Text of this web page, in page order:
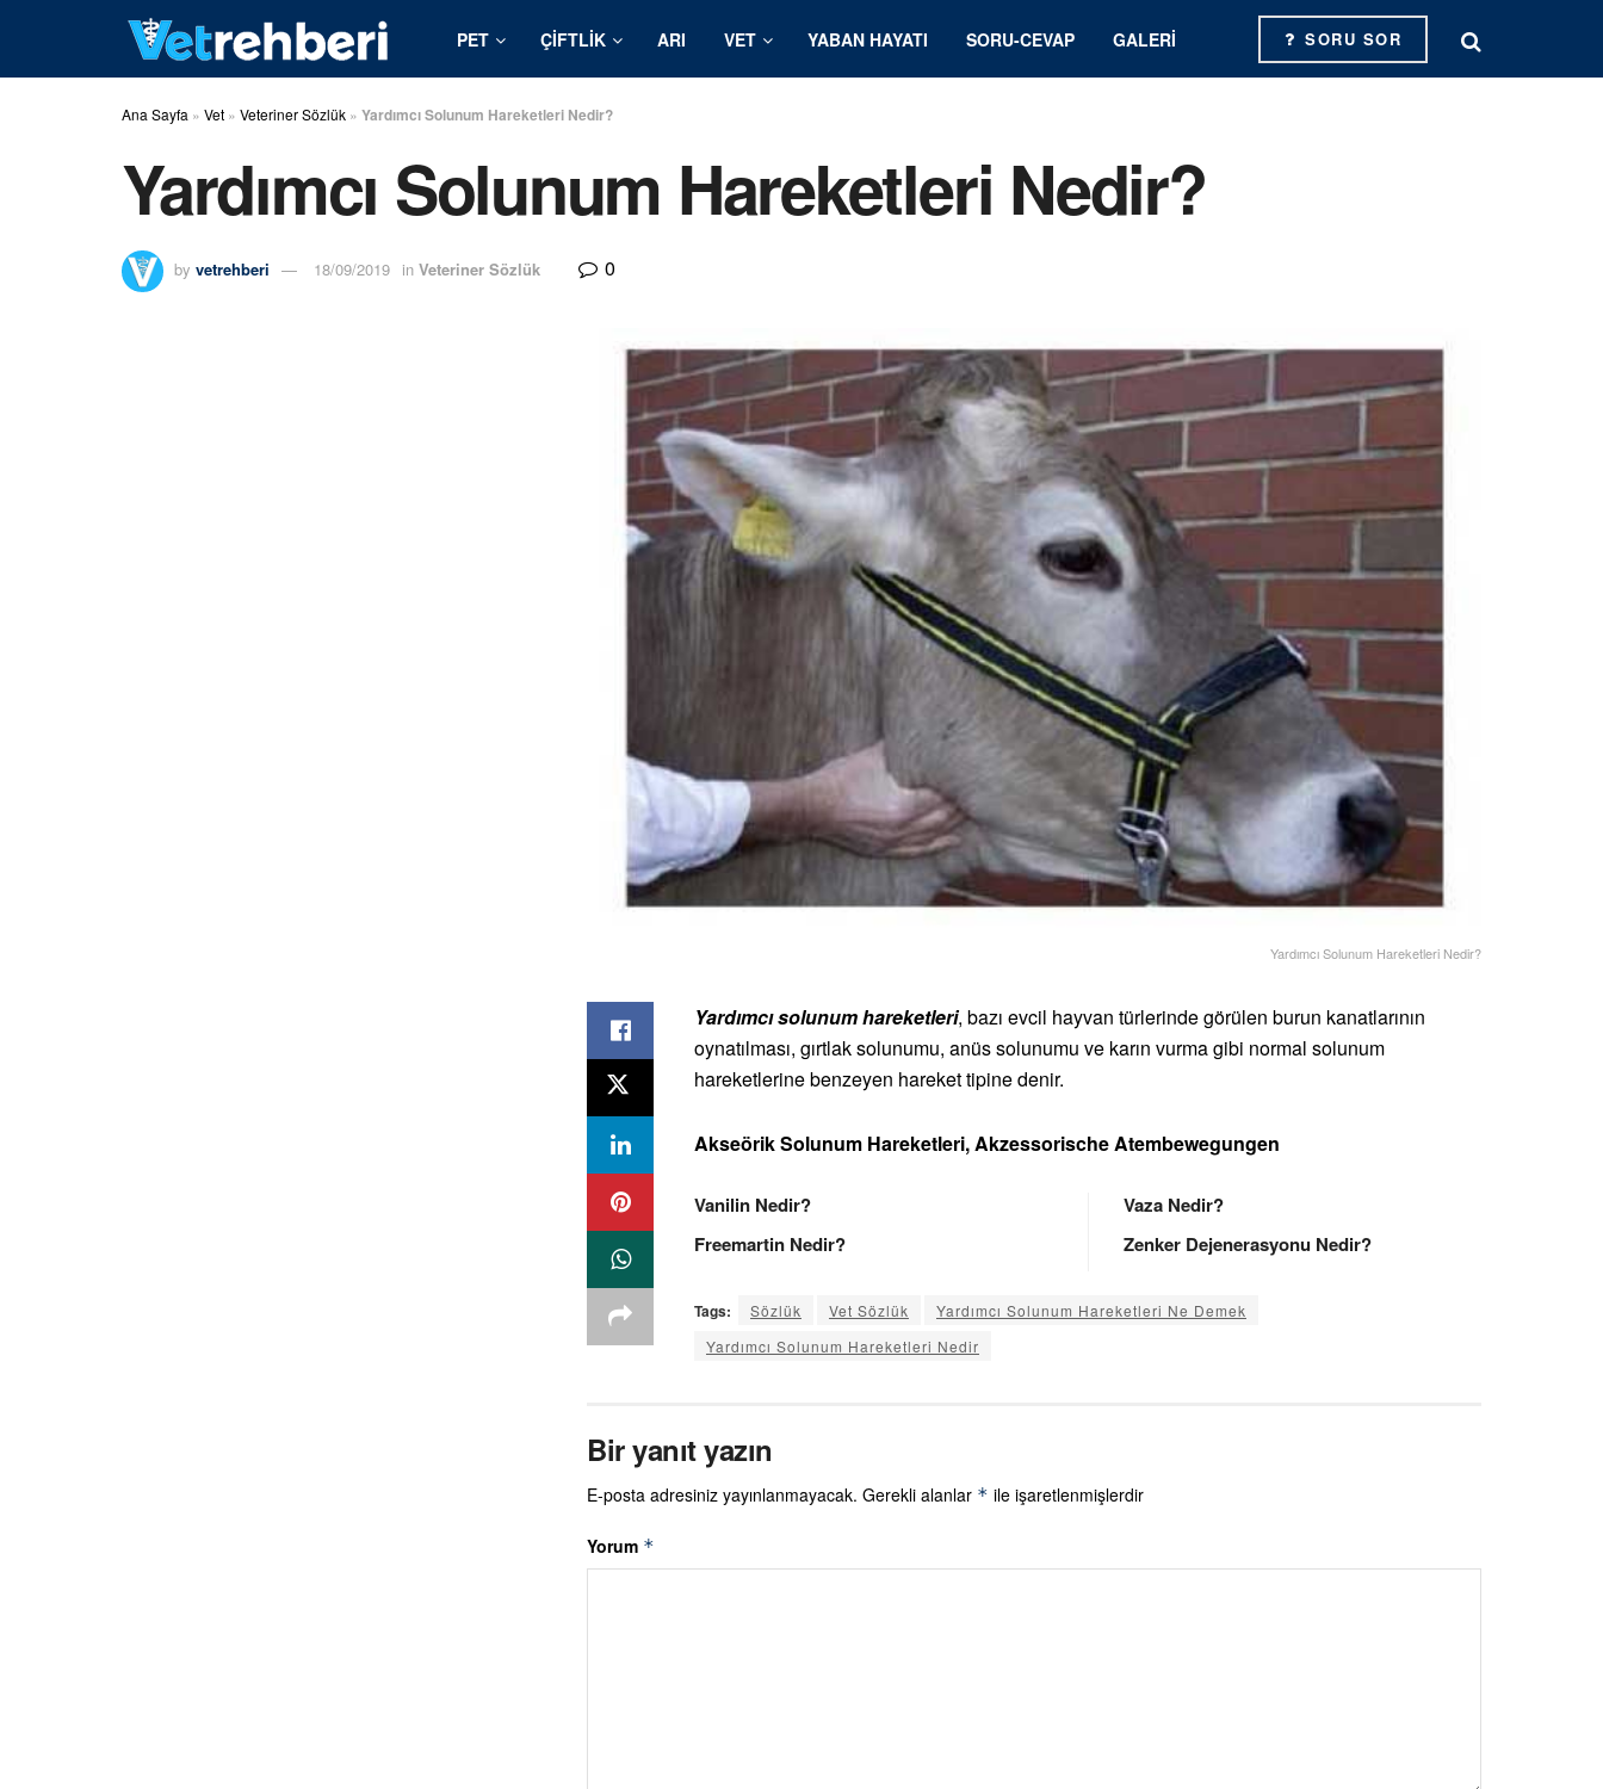
PET ÇIFTLIK ARI VET YABAN HAYATI SORU-CEVAP GALERI SORU SOR
Ana Sayfa » Vet » Veteriner Sözlük » Yardımcı Solunum Hareketleri Nedir?
Yardımcı Solunum Hareketleri Nedir?
by vetrehberi 18/09/2019 in Veteriner Sözlük 0
Yardımcı Solunum Hareketleri Nedir?
Yardımcı solunum hareketleri, bazı evcil hayvan türlerinde görülen burun kanatlarının
oynatılması, gırtlak solunumu, anüs solunumu ve karın vurma gibi normal solunum
hareketlerine benzeyen hareket tipine denir.
Akseörik Solunum Hareketleri, Akzessorische Atembewegungen
Vanilin Nedir?
Freemartin Nedir?
Vaza Nedir?
Zenker Dejenerasyonu Nedir?
Tags: Sözlük Vet Sözlük
Yardımcı Solunum Hareketleri Ne Demek
Yardımcı Solunum Hareketleri Nedir
Bir yanıt yazın
E-posta adresiniz yayınlanmayacak. Gerekli alanlar * ile işaretlenmişlerdir
Yorum *